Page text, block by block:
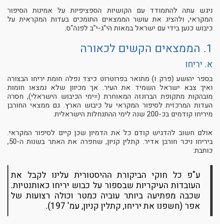
ניגש עתה להתמודד עם הקושיות הספציפיות על אמינות הסיפור
המקראי, ולהציג את עושר הממצאים התומכים בעדות המקראית על
כיבוש כנען בידי עם ישראל במאות הי"ג-י"ב לפנה"ס.
1. הממצאים הקשים לכאורה
א. יריחו
בספר יהושע (פרק ו) מתואר בפרוטרוט כיצד נפלה חומת יריחו הבצורה
ואיך צבא ישראל השמיד את העיר. אך מכיוון שלא נמצאו חומות
מובהקות מתקופת הברונזה המאוחרת (=ימי הכיבוש הישראלי), חסרה
העדות המרכזית לסיפור המקראי על כיבוש הארץ. גם ממצאי החורבן
מיריחו קודמים בכ-200 שנה לימי ההתנחלות הישראלית.
אולם חשוב להדגיש קודם כל את הדמיון שכן קיים לסיפור המקראי.
ביריחו ניכר חורבן אדיר. קתלין קניון, שחפרה את האתר בשנות ה-50,
כותבת:
ע"פ כל חוקי הביקורת ההיסטורית עלינו לקבל את
העובדות העיקריות שבספור על כבוש יריחו כאותנטיות.
שכבה מפתיעה ביותר עוביה כמטר וכולה רצועות של
אפר (חשפנו את יריחו, קתלין קניון, עמ' 197).